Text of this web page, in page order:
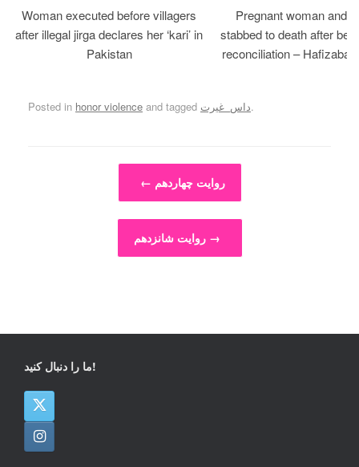
Woman executed before villagers
after illegal jirga declares her ‘kari’ in
Pakistan
Pregnant woman and
stabbed to death after
reconciliation –
Posted in honor violence and tagged داس_غیرت.
← روایت چهاردهم
روایت شانزدهم →
ما را دنبال کنید!